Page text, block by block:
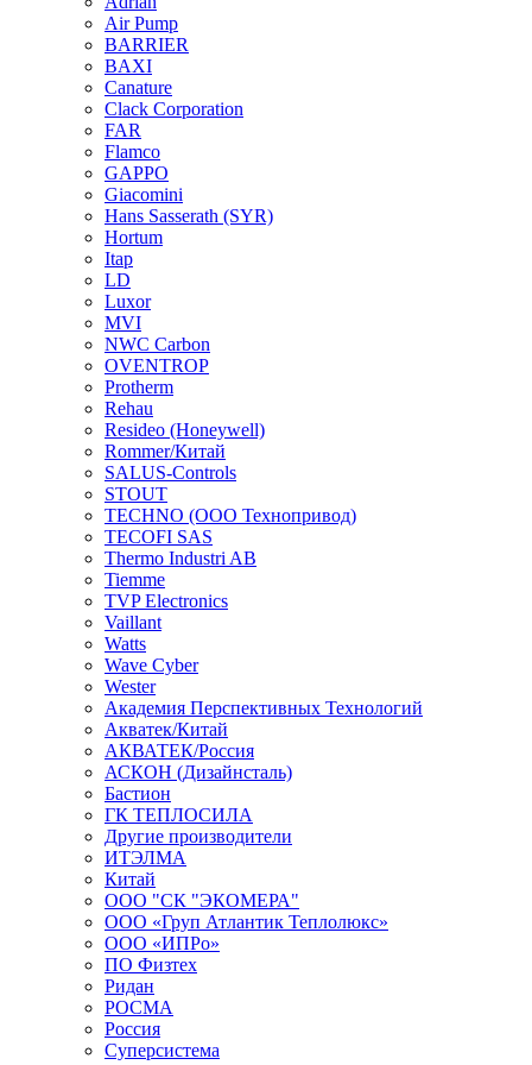
Air Pump
BARRIER
BAXI
Canature
Clack Corporation
FAR
Flamco
GAPPO
Giacomini
Hans Sasserath (SYR)
Hortum
Itap
LD
Luxor
MVI
NWC Carbon
OVENTROP
Protherm
Rehau
Resideo (Honeywell)
Rommer/Китай
SALUS-Controls
STOUT
TECHNO (ООО Технопривод)
TECOFI SAS
Thermo Industri AB
Tiemme
TVP Electronics
Vaillant
Watts
Wave Cyber
Wester
Академия Перспективных Технологий
Акватек/Китай
АКВАТЕК/Россия
АСКОН (Дизайнсталь)
Бастион
ГК ТЕПЛОСИЛА
Другие производители
ИТЭЛМА
Китай
ООО "СК "ЭКОМЕРА"
ООО «Груп Атлантик Теплолюкс»
ООО «ИПРо»
ПО Физтех
Ридан
РОСМА
Россия
Суперсистема